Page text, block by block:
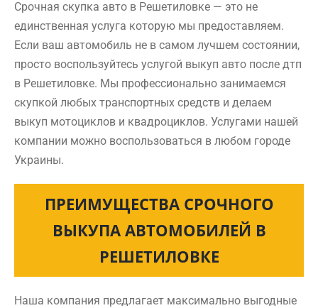
Срочная скупка авто в Решетиловке — это не
единственная услуга которую мы предоставляем.
Если ваш автомобиль не в самом лучшем состоянии,
просто воспользуйтесь услугой выкуп авто после дтп
в Решетиловке. Мы профессионально занимаемся
скупкой любых транспортных средств и делаем
выкуп мотоциклов и квадроциклов. Услугами нашей
компании можно воспользоваться в любом городе
Украины.
ПРЕИМУЩЕСТВА СРОЧНОГО
ВЫКУПА АВТОМОБИЛЕЙ В
РЕШЕТИЛОВКЕ
Наша компания предлагает максимально выгодные